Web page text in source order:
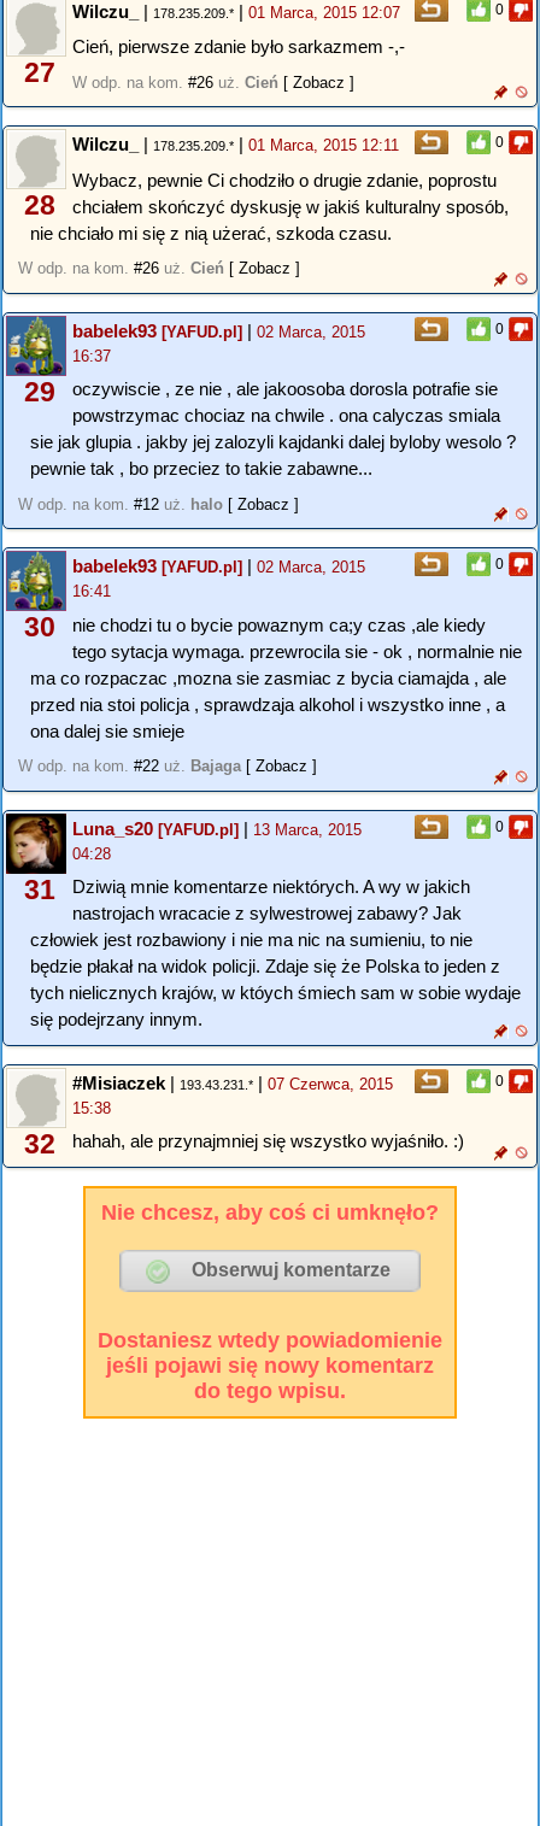
0
27
Wilczu_ | 178.235.209.* | 01 Marca, 2015 12:07
Cień, pierwsze zdanie było sarkazmem -,-
W odp. na kom. #26 uż. Cień [ Zobacz ]
0
28
Wilczu_ | 178.235.209.* | 01 Marca, 2015 12:11
Wybacz, pewnie Ci chodziło o drugie zdanie, poprostu
chciałem skończyć dyskusję w jakiś kulturalny sposób,
nie chciało mi się z nią użerać, szkoda czasu.
W odp. na kom. #26 uż. Cień [ Zobacz ]
0
29
babelek93 [YAFUD.pl] | 02 Marca, 2015
16:37
oczywiscie , ze nie , ale jakoosoba dorosla potrafie sie
powstrzymac chociaz na chwile . ona calyczas smiala
sie jak glupia . jakby jej zalozyli kajdanki dalej byloby wesolo ?
pewnie tak , bo przeciez to takie zabawne...
W odp. na kom. #12 uż. halo [ Zobacz ]
0
30
babelek93 [YAFUD.pl] | 02 Marca, 2015
16:41
nie chodzi tu o bycie powaznym ca;y czas ,ale kiedy
tego sytacja wymaga. przewrocila sie - ok , normalnie nie
ma co rozpaczac ,mozna sie zasmiac z bycia ciamajda , ale
przed nia stoi policja , sprawdzaja alkohol i wszystko inne , a
ona dalej sie smieje
W odp. na kom. #22 uż. Bajaga [ Zobacz ]
0
31
Luna_s20 [YAFUD.pl] | 13 Marca, 2015
04:28
Dziwią mnie komentarze niektórych. A wy w jakich
nastrojach wracacie z sylwestrowej zabawy? Jak
człowiek jest rozbawiony i nie ma nic na sumieniu, to nie
będzie płakał na widok policji. Zdaje się że Polska to jeden z
tych nielicznych krajów, w któych śmiech sam w sobie wydaje
się podejrzany innym.
0
32
#Misiaczek | 193.43.231.* | 07 Czerwca, 2015
15:38
hahah, ale przynajmniej się wszystko wyjaśniło. :)
Nie chcesz, aby coś ci umknęło?
Dostaniesz wtedy powiadomienie
jeśli pojawi się nowy komentarz
do tego wpisu.